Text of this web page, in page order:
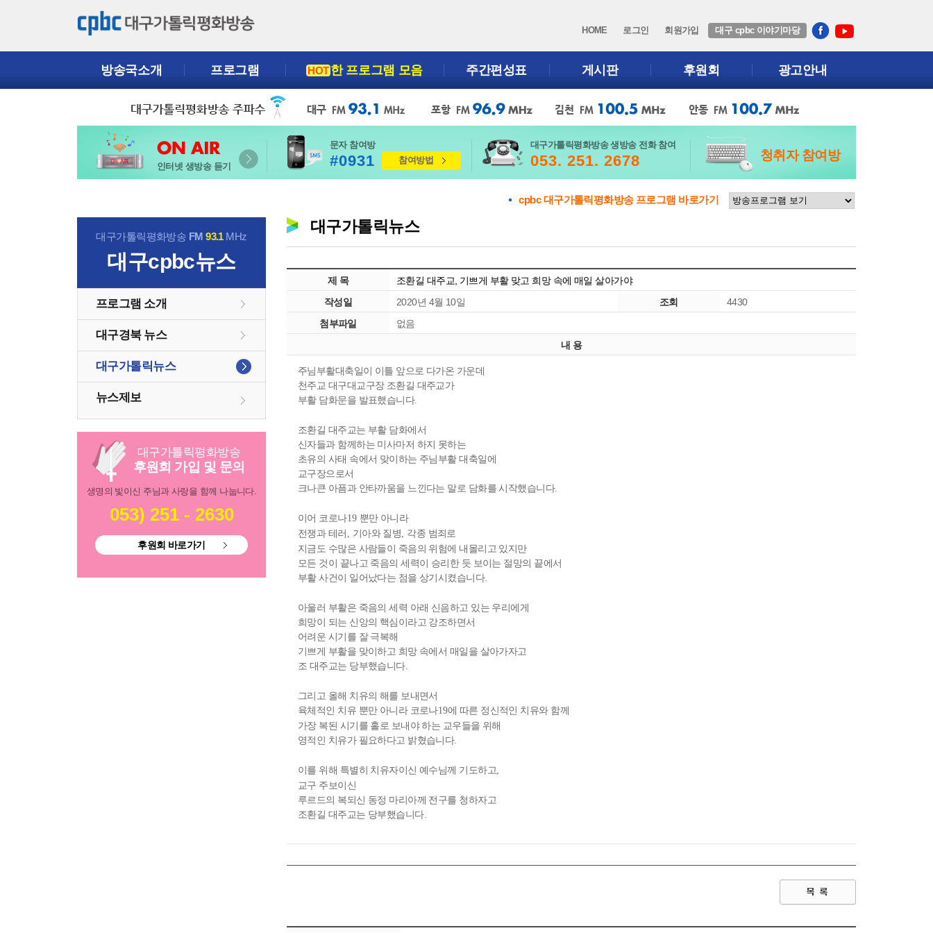
HOME 로그인 회원가입 대구 cpbc 이야기마당
방송국소개 프로그램 HOT한 프로그램 모음 주간편성표 게시판 후원회 광고안내
인터넷 생방송 듣기
문자 참여방
#0931 참여방법
대구가톨릭평화방송 생방송 전화 참여
053. 251. 2678 청취자 참여방
cpbc 대구가톨릭평화방송 프로그램 바로가기
대구가톨릭평화방송 FM93.1MHz
대구cpbc뉴스
프로그램 소개
대구경북 뉴스
대구가톨릭뉴스
뉴스제보
대구가톨릭평화방송
후원회 가입 및 문의
생명의 빛이신 주님과 사랑을 함께 나눕니다.
053) 251 - 2630
후원회 바로가기
대구가톨릭뉴스
제 목
조환길 대주교, 기쁘게 부활 맞고 희망 속에 매일 살아가야
작성일
2020년 4월 10일 조회
4430
첨부파일
없음
내 용
주님부활대축일이 이틀 앞으로 다가온 가운데
천주교 대구대교구장 조환길 대주교가
부활 담화문을 발표했습니다.
조환길 대주교는 부활 담화에서
신자들과 함께하는 미사마저 하지 못하는
초유의 사태 속에서 맞이하는 주님부활 대축일에
교구장으로서
크나큰 아픔과 안타까움을 느낀다는 말로 담화를 시작했습니다.
이어 코로나19 뿐만 아니라
전쟁과 테러 , 기아와 질병, 각종 범죄로
지금도 수많은 사람들이 죽음의 위험에 내몰리고 있지만
모든 것이 끝나고 죽음의 세력이 승리한 듯 보이는 절망의 끝에서
부활 사건이 일어났다는 점을 상기시켰습니다.
아울러 부활은 죽음의 세력 아래 신음하고 있는 우리에게
희망이 되는 신앙의 핵심이라고 강조하면서
어려운 시기를 잘 극복해
기쁘게 부활을 맞이하고 희망 속에서 매일을 살아가자고
조 대주교는 당부했습니다.
그리고 올해 치유의 해를 보내면서
육체적인 치유 뿐만 아니라 코로나19에 따른 정신적인 치유와 함께
가장 복된 시기를 홀로 보내야 하는 교우들을 위해
영적인 치유가 필요하다고 밝혔습니다.
이를 위해 특별히 치유자이신 예수님께 기도하고,
교구 주보이신
루르드의 복되신 동정 마리아께 전구를 청하자고
조환길 대주교는 당부했습니다.